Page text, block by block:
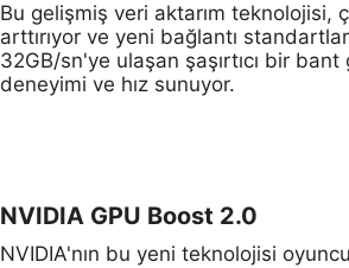
Bu gelişmiş veri aktarım teknolojisi,
arttırıyor ve yeni bağlantı
32GB/sn'ye ulaşan şaşırtıcı bir
deneyimi ve hız sunuyor.
NVIDIA GPU Boost 2.0
NVIDIA'nın bu yeni teknolojisi